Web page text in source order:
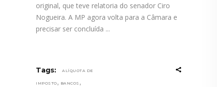
original, que teve relatoria do senador Ciro
Nogueira. A MP agora volta para a Câmara e
precisar ser concluída
Tags: ALÍQUOTA DE
IMPOSTO , BANCOS ,